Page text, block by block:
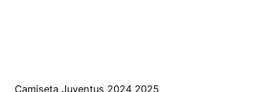
Camiseta Juventus 2024 2025